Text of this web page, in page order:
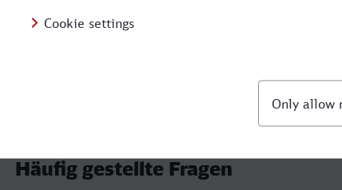
08-03 05:28
Häufig gestellte Fragen